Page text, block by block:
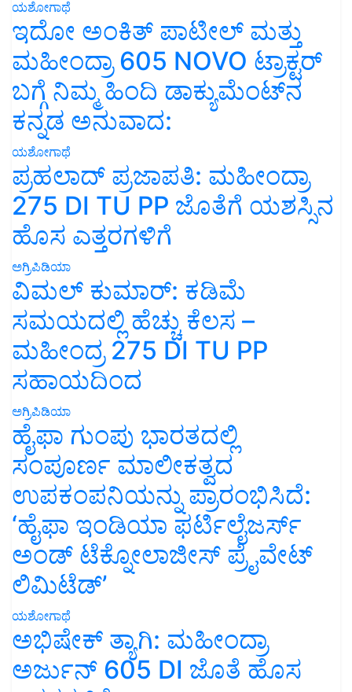
ಯಶೋಗಾಥೆ
ಇದೋ ಅಂಕಿತ್ ಪಾಟೀಲ್ ಮತ್ತು
ಮಹೀಂದ್ರಾ 605 NOVO ಟ್ರಾಕ್ಟರ್
ಬಗ್ಗೆ ನಿಮ್ಮ ಹಿಂದಿ ಡಾಕ್ಯುಮೆಂಟ್‌ನ
ಕನ್ನಡ ಅನುವಾದ:
ಯಶೋಗಾಥೆ
ಪ್ರಹಲಾದ್ ಪ್ರಜಾಪತಿ: ಮಹೀಂದ್ರಾ
275 DI TU PP ಜೊತೆಗೆ ಯಶಸ್ಸಿನ
ಹೊಸ ಎತ್ತರಗಳಿಗೆ
ಅಗ್ರಿಪಿಡಿಯಾ
ವಿಮಲ್ ಕುಮಾರ್: ಕಡಿಮೆ
ಸಮಯದಲ್ಲಿ ಹೆಚ್ಚು ಕೆಲಸ –
ಮಹೀಂದ್ರ 275 DI TU PP
ಸಹಾಯದಿಂದ
ಅಗ್ರಿಪಿಡಿಯಾ
ಹೈಫಾ ಗುಂಪು ಭಾರತದಲ್ಲಿ
ಸಂಪೂರ್ಣ ಮಾಲೀಕತ್ವದ
ಉಪಕಂಪನಿಯನ್ನು ಪ್ರಾರಂಭಿಸಿದೆ:
‘ಹೈಫಾ ಇಂಡಿಯಾ ಫರ್ಟಿಲೈಜರ್ಸ್
ಅಂಡ್ ಟೆಕ್ನೋಲಾಜೀಸ್ ಪ್ರೈವೇಟ್
ಲಿಮಿಟೆಡ್’
ಯಶೋಗಾಥೆ
ಅಭಿಷೇಕ್ ತ್ಯಾಗಿ: ಮಹೀಂದ್ರಾ
ಅರ್ಜುನ್ 605 DI ಜೊತೆ ಹೊಸ